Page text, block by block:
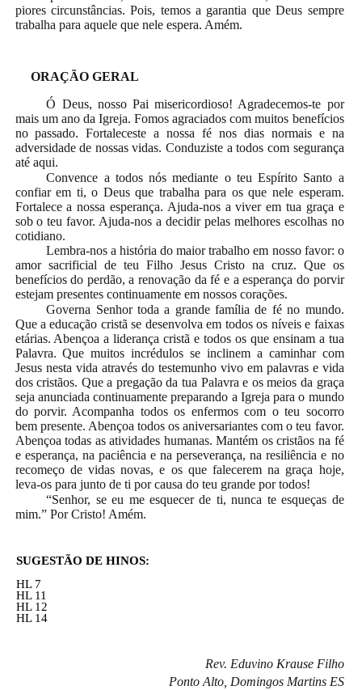
piores circunstâncias. Pois, temos a garantia que Deus sempre
trabalha para aquele que nele espera. Amém.
ORAÇÃO GERAL
Ó Deus, nosso Pai misericordioso! Agradecemos-te por
mais um ano da Igreja. Fomos agraciados com muitos benefícios
no passado. Fortaleceste a nossa fé nos dias normais e na
adversidade de nossas vidas. Conduziste a todos com segurança
até aqui.
Convence a todos nós mediante o teu Espírito Santo a
confiar em ti, o Deus que trabalha para os que nele esperam.
Fortalece a nossa esperança. Ajuda-nos a viver em tua graça e
sob o teu favor. Ajuda-nos a decidir pelas melhores escolhas no
cotidiano.
Lembra-nos a história do maior trabalho em nosso favor: o
amor sacrificial de teu Filho Jesus Cristo na cruz. Que os
benefícios do perdão, a renovação da fé e a esperança do porvir
estejam presentes continuamente em nossos corações.
Governa Senhor toda a grande família de fé no mundo.
Que a educação cristã se desenvolva em todos os níveis e faixas
etárias. Abençoa a liderança cristã e todos os que ensinam a tua
Palavra. Que muitos incrédulos se inclinem a caminhar com
Jesus nesta vida através do testemunho vivo em palavras e vida
dos cristãos. Que a pregação da tua Palavra e os meios da graça
seja anunciada continuamente preparando a Igreja para o mundo
do porvir. Acompanha todos os enfermos com o teu socorro
bem presente. Abençoa todos os aniversariantes com o teu favor.
Abençoa todas as atividades humanas. Mantém os cristãos na fé
e esperança, na paciência e na perseverança, na resiliência e no
recomeço de vidas novas, e os que falecerem na graça hoje,
leva-os para junto de ti por causa do teu grande por todos!
“Senhor, se eu me esquecer de ti, nunca te esqueças de
mim.” Por Cristo! Amém.
SUGESTÃO DE HINOS:
HL 7
HL 11
HL 12
HL 14
Rev. Eduvino Krause Filho
Ponto Alto, Domingos Martins ES